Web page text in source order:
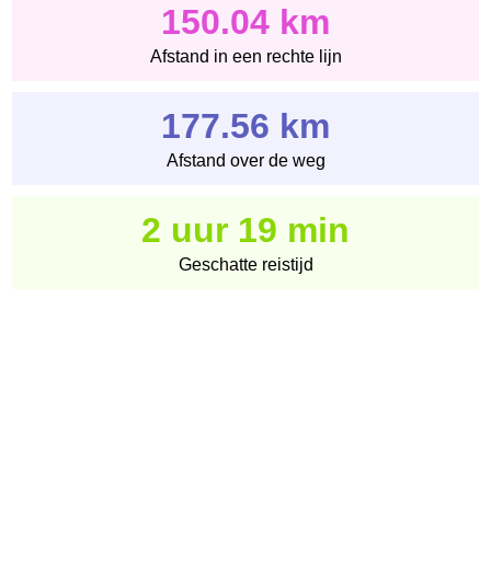
150.04 km
Afstand in een rechte lijn
177.56 km
Afstand over de weg
2 uur 19 min
Geschatte reistijd